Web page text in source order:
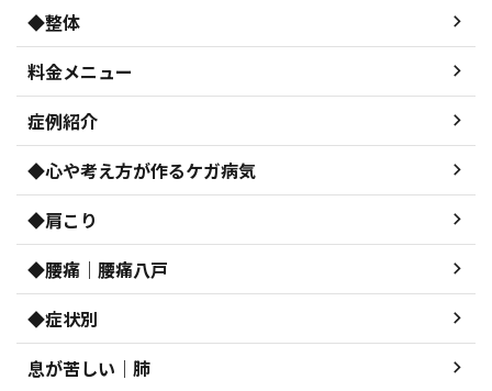
◆整体
料金メニュー
症例紹介
◆心や考え方が作るケガ病気
◆肩こり
◆腰痛｜腰痛八戸
◆症状別
息が苦しい｜肺